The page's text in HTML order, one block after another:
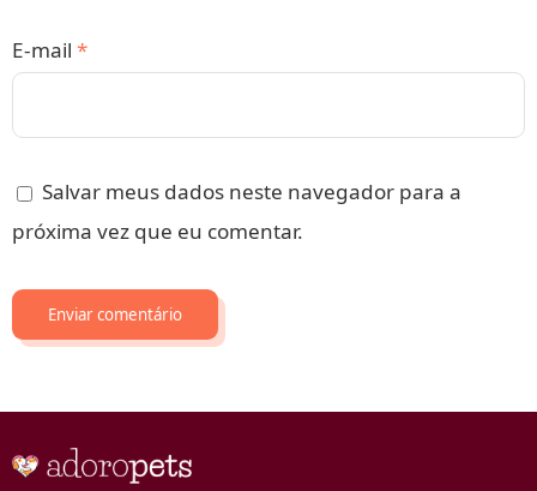
E-mail *
Salvar meus dados neste navegador para a
próxima vez que eu comentar.